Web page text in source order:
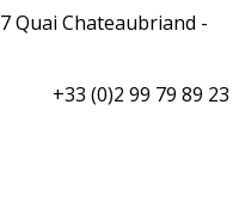
7 Quai Chateaubriand -
+33 (0)2 99 79 89 23